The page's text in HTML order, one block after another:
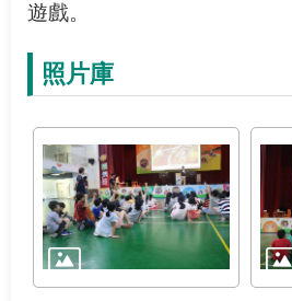
遊戲。
照片庫